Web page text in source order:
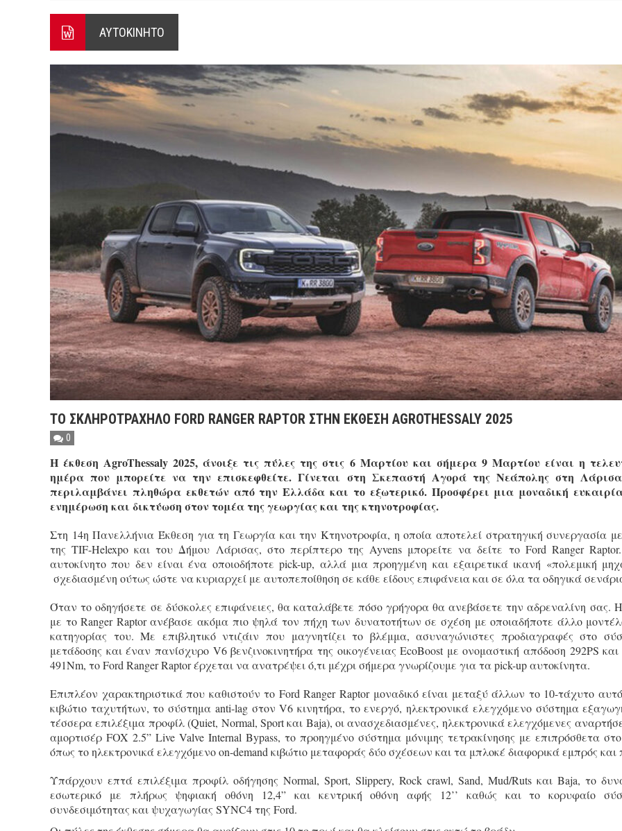
Ο Πάνος Αβραμόπουλος στο MEGA NEWS – «NOW» με τον Βασίλη Σφήνα 3-8-26 !
ΑΥΤΟΚΙΝΗΤΟ
ΤΟ ΣΚΛΗΡΟΤΡΑΧΗΛΟ FORD RANGER RAPTOR ΣΤΗΝ ΕΚΘΕΣΗ AGROTHESSALY 2025
0
Η έκθεση AgroThessaly 2025, άνοιξε τις πύλες της στις 6 Μαρτίου και σήμερα 9 Μαρτίου είναι η
ημέρα που μπορείτε να την επισκεφθείτε. Γίνεται στη Σκεπαστή Αγορά της Νεάπολης στη
περιλαμβάνει πληθώρα εκθετών από την Ελλάδα και το εξωτερικό. Προσφέρει μια μοναδική
ενημέρωση και δικτύωση στον τομέα της γεωργίας και της κτηνοτροφίας.
Στη 14η Πανελλήνια Έκθεση για τη Γεωργία και την Κτηνοτροφία, η οποία αποτελεί στρατηγική συνεργασία
της TIF-Helexpo και του Δήμου Λάρισας, στο περίπτερο της Ayvens μπορείτε να δείτε το Ford Ranger
αυτοκίνητο που δεν είναι ένα οποιοδήποτε pick-up, αλλά μια προηγμένη και εξαιρετικά ικανή «πολεμική
σχεδιασμένη ούτως ώστε να κυριαρχεί με αυτοπεποίθηση σε κάθε είδους επιφάνεια και σε όλα τα οδηγικά
Όταν το οδηγήσετε σε δύσκολες επιφάνειες, θα καταλάβετε πόσο γρήγορα θα ανεβάσετε την αδρεναλίνη σας.
με το Ranger Raptor ανέβασε ακόμα πιο ψηλά τον πήχη των δυνατοτήτων σε σχέση με οποιαδήποτε άλλο
κατηγορίας του. Με επιβλητικό ντιζάιν που μαγνητίζει το βλέμμα, ασυναγώνιστες προδιαγραφές στο
μετάδοσης και έναν πανίσχυρο V6 βενζινοκινητήρα της οικογένειας EcoBoost με ονομαστική απόδοση 292PS
491Nm, το Ford Ranger Raptor έρχεται να ανατρέψει ό,τι μέχρι σήμερα γνωρίζουμε για τα pick-up αυτοκίνητα.
Επιπλέον χαρακτηριστικά που καθιστούν το Ford Ranger Raptor μοναδικό είναι μεταξύ άλλων το 10-τάχυτο
κιβώτιο ταχυτήτων, το σύστημα anti-lag στον V6 κινητήρα, το ενεργό, ηλεκτρονικά ελεγχόμενο σύστημα
τέσσερα επιλέξιμα προφίλ (Quiet, Normal, Sport και Baja), οι ανασχεδιασμένες, ηλεκτρονικά ελεγχόμενες
αμορτισέρ FOX 2.5” Live Valve Internal Bypass, το προηγμένο σύστημα μόνιμης τετρακίνησης με επιπρόσθετα
όπως το ηλεκτρονικά ελεγχόμενο on-demand κιβώτιο μεταφοράς δύο σχέσεων και τα μπλοκέ διαφορικά εμπρός και
Υπάρχουν επτά επιλέξιμα προφίλ οδήγησης Normal, Sport, Slippery, Rock crawl, Sand, Mud/Ruts και Baja, το
εσωτερικό με πλήρως ψηφιακή οθόνη 12,4” και κεντρική οθόνη αφής 12’’ καθώς και το κορυφαίο
συνδεσιμότητας και ψυχαγωγίας SYNC4 της Ford.